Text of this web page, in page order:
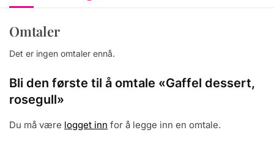
Omtaler
Det er ingen omtaler ennå.
Bli den første til å omtale «Gaffel dessert,
rosegull»
Du må være logget inn for å legge inn en omtale.